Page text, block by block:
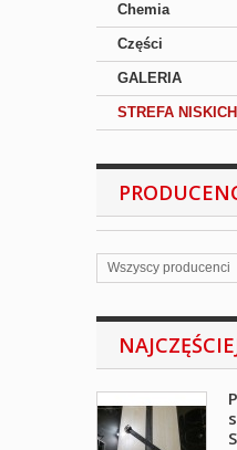
Chemia
Części
GALERIA
STREFA
Wszyscy producenci